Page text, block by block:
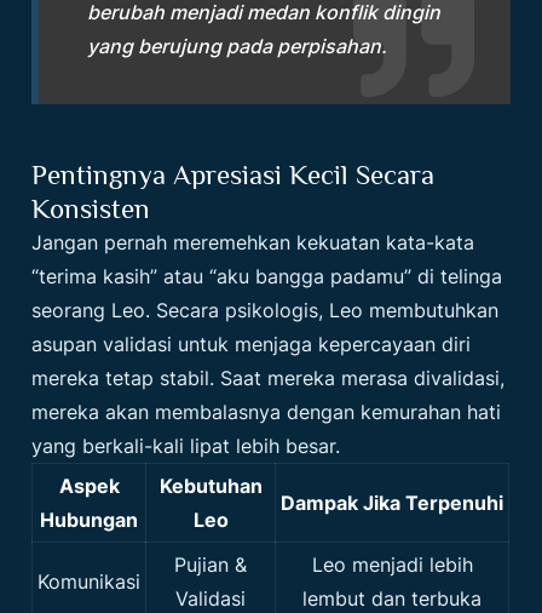
berubah menjadi medan konflik dingin
yang berujung pada perpisahan.
Pentingnya Apresiasi Kecil Secara
Konsisten
Jangan pernah meremehkan kekuatan kata-kata
“terima kasih” atau “aku bangga padamu” di telinga
seorang Leo. Secara psikologis, Leo membutuhkan
asupan validasi untuk menjaga kepercayaan diri
mereka tetap stabil. Saat mereka merasa divalidasi,
mereka akan membalasnya dengan kemurahan hati
yang berkali-kali lipat lebih besar.
Aspek
Hubungan
Kebutuhan
Leo
Dampak Jika Terpenuhi
Komunikasi
Pujian &
Validasi
Leo menjadi lebih
lembut dan terbuka